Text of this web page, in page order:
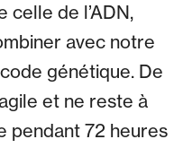
de l’ADN,
avec notre
génétique. De
et ne reste à
pendant 72 heures